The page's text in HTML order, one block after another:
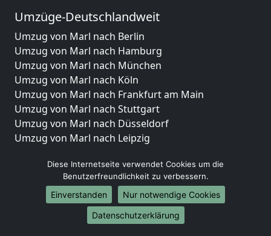
Umzüge-Deutschlandweit
Umzug von Marl nach Berlin
Umzug von Marl nach Hamburg
Umzug von Marl nach München
Umzug von Marl nach Köln
Umzug von Marl nach Frankfurt am Main
Umzug von Marl nach Stuttgart
Umzug von Marl nach Düsseldorf
Umzug von Marl nach Leipzig
Umzug von Marl nach Essen
Umzug von Marl nach Bremen
Umzug von Marl nach Dresden
Umzug von Marl nach Hannover
Umzug von Marl nach Nürnberg
Diese Internetseite verwendet Cookies um die
Benutzerfreundlichkeit zu verbessern.
Einverstanden
Nur notwendige Cookies
Datenschutzerklärung